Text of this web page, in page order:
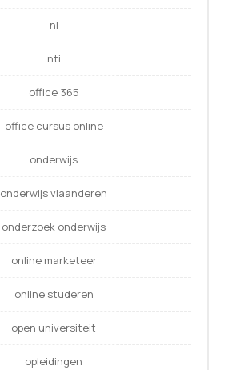
nl
nti
office 365
office cursus online
onderwijs
onderwijs vlaanderen
onderzoek onderwijs
online marketeer
online studeren
open universiteit
opleidingen